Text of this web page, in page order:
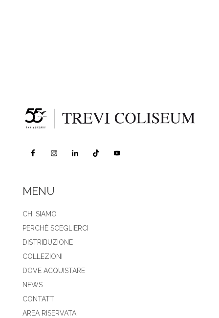
MENU
CHI SIAMO
PERCHÉ SCEGLIERCI
DISTRIBUZIONE
COLLEZIONI
DOVE ACQUISTARE
NEWS
CONTATTI
AREA RISERVATA